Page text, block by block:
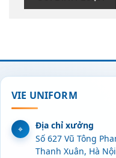
VIE UNIFORM
Địa chỉ xưởng
Số 627 Vũ Tông
Thanh Xuân, Hà Nội